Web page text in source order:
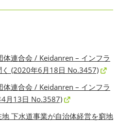
体連合会 / Keidanren – インフラ
(2020年6月18日 No.3457)
体連合会 / Keidanren – インフラ
月13日 No.3587)
下水道事業が自治体経営を窮地